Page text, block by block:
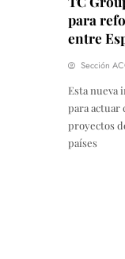
para
entre
Sección
Esta nueva
para actuar
proyectos
países